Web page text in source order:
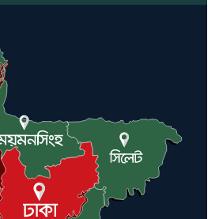
গলিত মরদেহ উদ্ধার
লন্ডনে আদমপুর ইউনাইটেড কলেজ
বাস্তবায়ন নিয়ে আলোচনা সভা
আন্তর্জাতিক মানবাধিকার সম্মেলনে
বিশেষ সম্মাননা পেলেন ফারুক খাঁন,